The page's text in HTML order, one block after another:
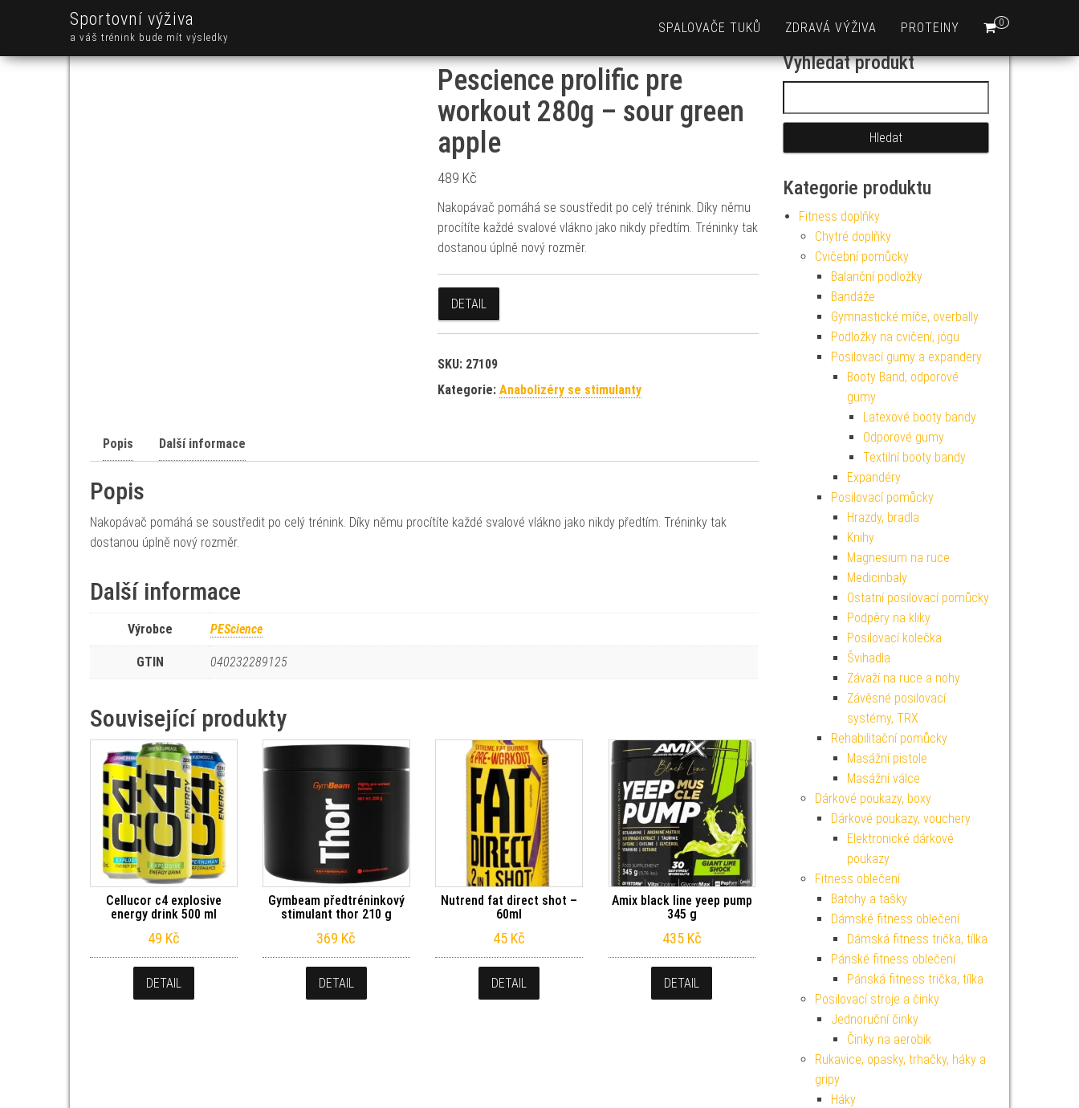
Sportovní výživa
a váš trénink bude mít výsledky
0
SPALOVAČE TUKŮ ZDRAVÁ VÝŽIVA PROTEINY
Pescience prolific pre
workout 280g – sour green
apple
489 Kč
Nakopávač pomáhá se soustředit po celý trénink. Díky němu
procítíte každé svalové vlákno jako nikdy předtím. Tréninky tak
dostanou úplně nový rozměr.
DETAIL
SKU: 27109
Kategorie: Anabolizéry se stimulanty
Popis Další informace
Popis
Nakopávač pomáhá se soustředit po celý trénink. Díky němu procítíte každé svalové vlákno jako nikdy předtím. Tréninky tak
dostanou úplně nový rozměr.
Další informace
Výrobce PEScience
GTIN 040232289125
Související produkty
Cellucor c4 explosive
energy drink 500 ml
49 Kč
DETAIL
Gymbeam předtréninkový
stimulant thor 210 g
369 Kč
DETAIL
Nutrend fat direct shot –
60ml
45 Kč
DETAIL
Amix black line yeep pump
345 g
435 Kč
DETAIL
Vyhledat produkt
Kategorie produktu
Fitness doplňky
Chytré doplňky
Cvičební pomůcky
Balanční podložky
Bandáže
Gymnastické míče, overbally
Podložky na cvičení, jógu
Posilovací gumy a expandery
Booty Band, odporové
gumy
Latexové booty bandy
Odporové gumy
Textilní booty bandy
Expandéry
Posilovací pomůcky
Hrazdy, bradla
Knihy
Magnesium na ruce
Medicinbaly
Ostatní posilovací pomůcky
Podpěry na kliky
Posilovací kolečka
Švihadla
Závaží na ruce a nohy
Závěsné posilovací
systémy, TRX
Rehabilitační pomůcky
Masážní pistole
Masážní válce
Dárkové poukazy, boxy
Dárkové poukazy, vouchery
Elektronické dárkové
poukazy
Fitness oblečení
Batohy a tašky
Dámské fitness oblečení
Dámská fitness trička, tílka
Pánské fitness oblečení
Pánská fitness trička, tílka
Posilovací stroje a činky
Jednoruční činky
Činky na aerobik
Rukavice, opasky, trhačky, háky a
gripy
Háky